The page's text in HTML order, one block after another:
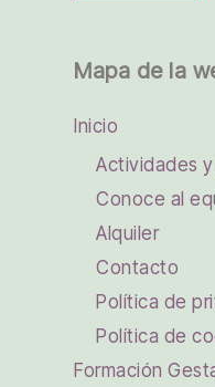
Mapa de la
Inicio
Actividades
Conoce al
Alquiler
Contacto
Política de
Política de
Formación